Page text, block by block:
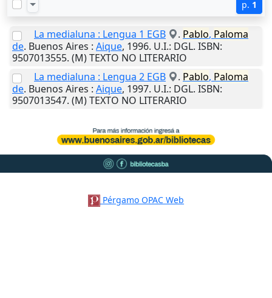
p. 1
La medialuna : Lengua 1 EGB . Pablo, Paloma
de. Buenos Aires : Aique, 1996. U.I.: DGL. ISBN:
9507013555. (M) TEXTO NO LITERARIO
La medialuna : Lengua 2 EGB
. Pablo, Paloma
de. Buenos Aires : Aique, 1997. U.I.: DGL. ISBN:
9507013547. (M) TEXTO NO LITERARIO
Pérgamo OPAC Web